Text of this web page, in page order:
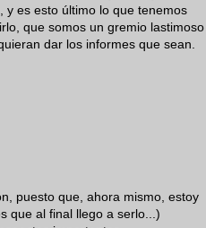
y es esto último lo que tenemos
que somos un gremio lastimoso
dar los informes que sean.
puesto que, ahora mismo, estoy
que al final llego a serlo...)